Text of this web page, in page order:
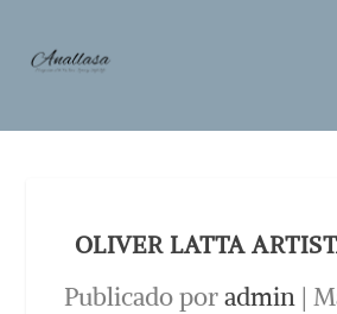
OLIVER LATTA
Publicado poradmin |